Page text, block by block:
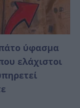
πάτο ύφασμα
ελάχιστοι